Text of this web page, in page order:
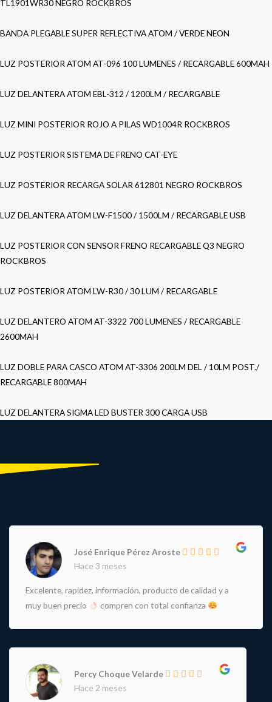
TL1901WR30 NEGRO ROCKBROS
BANDA PLEGABLE SUPER REFLECTIVA ATOM / VERDE NEON
LUZ POSTERIOR ATOM AT-096 100 LUMENES / RECARGABLE 600MAH
LUZ DELANTERA ATOM EBL-312 / 1200LM / RECARGABLE
LUZ MINI POSTERIOR ROJO A PILAS WD1004R ROCKBROS
LUZ POSTERIOR SISTEMA DE FRENO CAT-EYE
LUZ POSTERIOR RECARGA SOLAR 612801 NEGRO ROCKBROS
LUZ DELANTERA ATOM LW-F1500 / 1500LM / RECARGABLE USB
LUZ POSTERIOR CON SENSOR FRENO RECARGABLE Q3 NEGRO
ROCKBROS
LUZ POSTERIOR ATOM LW-R30 / 30 LUM / RECARGABLE
LUZ DELANTERO ATOM AT-3322 700 LUMENES / RECARGABLE
2600MAH
LUZ DOBLE PARA CASCO ATOM AT-3306 200LM DEL / 10LM POST./
RECARGABLE 800MAH
LUZ DELANTERA SIGMA LED BUSTER 300 CARGA USB
José Enrique Pérez Aroste
Hace 3 meses
Excelente, rapidez, información, producto de calidad y a
muy buen precio
compren con total confianza
Percy Choque Velarde
Hace 2 meses